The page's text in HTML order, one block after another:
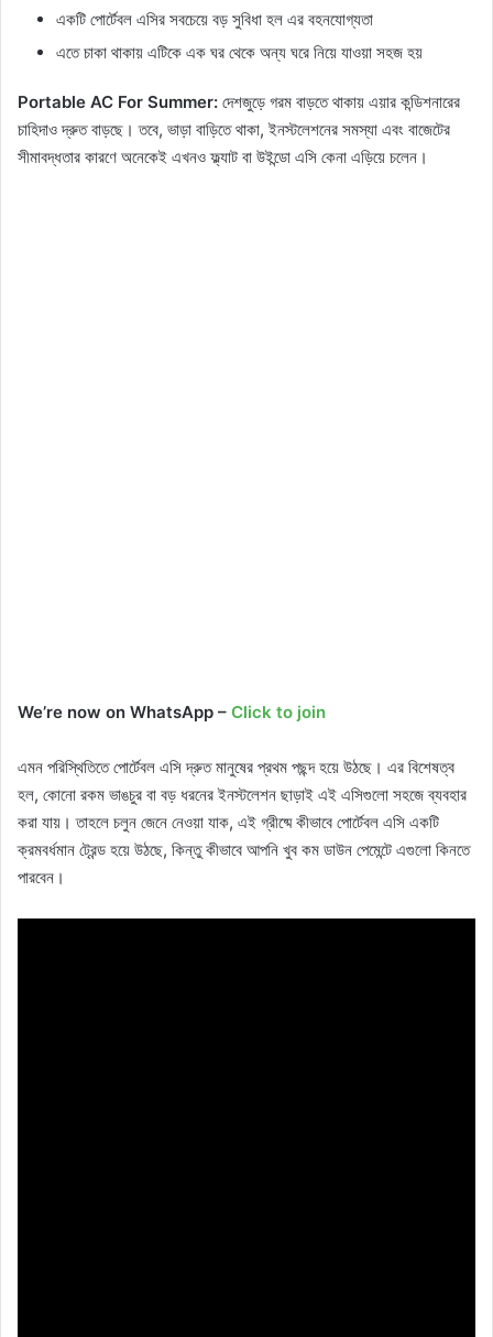
একটি পোর্টেবল এসির সবচেয়ে বড় সুবিধা হল এর বহনযোগ্যতা
এতে চাকা থাকায় এটিকে এক ঘর থেকে অন্য ঘরে নিয়ে যাওয়া সহজ হয়
Portable AC For Summer: দেশজুড়ে গরম বাড়তে থাকায় এয়ার কন্ডিশনারের
চাহিদাও দ্রুত বাড়ছে। তবে, ভাড়া বাড়িতে থাকা, ইনস্টলেশনের সমস্যা এবং বাজেটের
সীমাবদ্ধতার কারণে অনেকেই এখনও ফ্ল্যাট বা উইন্ডো এসি কেনা এড়িয়ে চলেন।
We’re now on WhatsApp – Click to join
এমন পরিস্থিতিতে পোর্টেবল এসি দ্রুত মানুষের প্রথম পছন্দ হয়ে উঠছে। এর বিশেষত্ব
হল, কোনো রকম ভাঙচুর বা বড় ধরনের ইনস্টলেশন ছাড়াই এই এসিগুলো সহজে ব্যবহার
করা যায়। তাহলে চলুন জেনে নেওয়া যাক, এই গ্রীষ্মে কীভাবে পোর্টেবল এসি একটি
ক্রমবর্ধমান ট্রেন্ড হয়ে উঠছে, কিন্তু কীভাবে আপনি খুব কম ডাউন পেমেন্টে এগুলো কিনতে
পারবেন।